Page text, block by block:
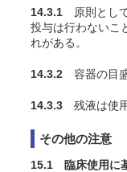
14.3.1 原則とし
投与は行わないこ
れがある。
14.3.2 容器の目
14.3.3 残液は使
その他の注意
15.1 臨床使用に